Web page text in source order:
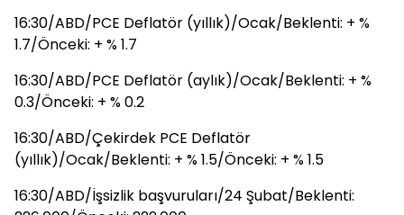
16:30/ABD/PCE Deflatör (yıllık)/Ocak/Beklenti: + %
1.7/Önceki: + % 1.7
16:30/ABD/PCE Deflatör (aylık)/Ocak/Beklenti: + %
0.3/Önceki: + % 0.2
16:30/ABD/Çekirdek PCE Deflatör
(yıllık)/Ocak/Beklenti: + % 1.5/Önceki: + % 1.5
16:30/ABD/İşsizlik başvuruları/24 Şubat/Beklenti: